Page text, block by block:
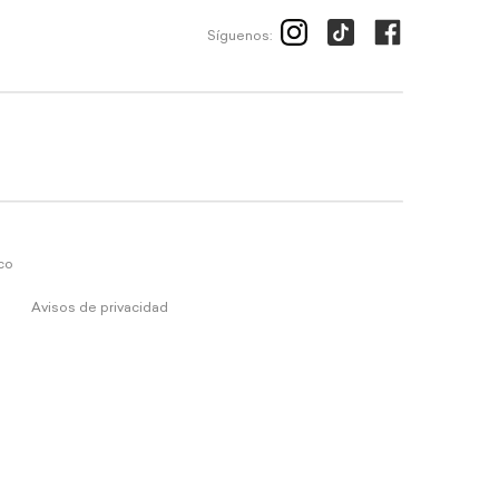
Síguenos:
Avisos de privacidad